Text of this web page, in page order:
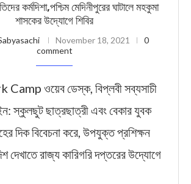
কর্মদিশা,পশ্চিম মেদিনীপুরের ঘাটালে মহকুমা
শাসকের উদ্যোগে শিবির
November 18, 2021
0
comment
ওয়েব ডেস্ক, বিপ্লবী সব্যসাচী
স্কুলছুট ছাত্রছাত্রী এবং বেকার যুবক
দিক বিবেচনা করে, উপযুক্ত প্রশিক্ষন
দেখাতে রাজ্য কারিগরি দপ্তরের উদ্যোগে